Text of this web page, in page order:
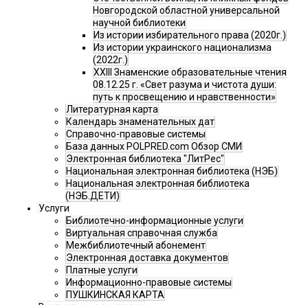
Новгородской областной универсальной
научной библиотеки
Из истории избирательного права (2020г.)
Из истории украинского национализма
(2022г.)
XXIII Знаменские образовательные чтения
08.12.25 г. «Свет разума и чистота души:
путь к просвещению и нравственности»
Литературная карта
Календарь знаменательных дат
Справочно-правовые системы
База данных POLPRED.com Обзор СМИ
Электронная библиотека "ЛитРес"
Национальная электронная библиотека (НЭБ)
Национальная электронная библиотека
(НЭБ.ДЕТИ)
Услуги
Библиотечно-информационные услуги
Виртуальная справочная служба
Межбиблиотечный абонемент
Электронная доставка документов
Платные услуги
Информационно-правовые системы
ПУШКИНСКАЯ КАРТА